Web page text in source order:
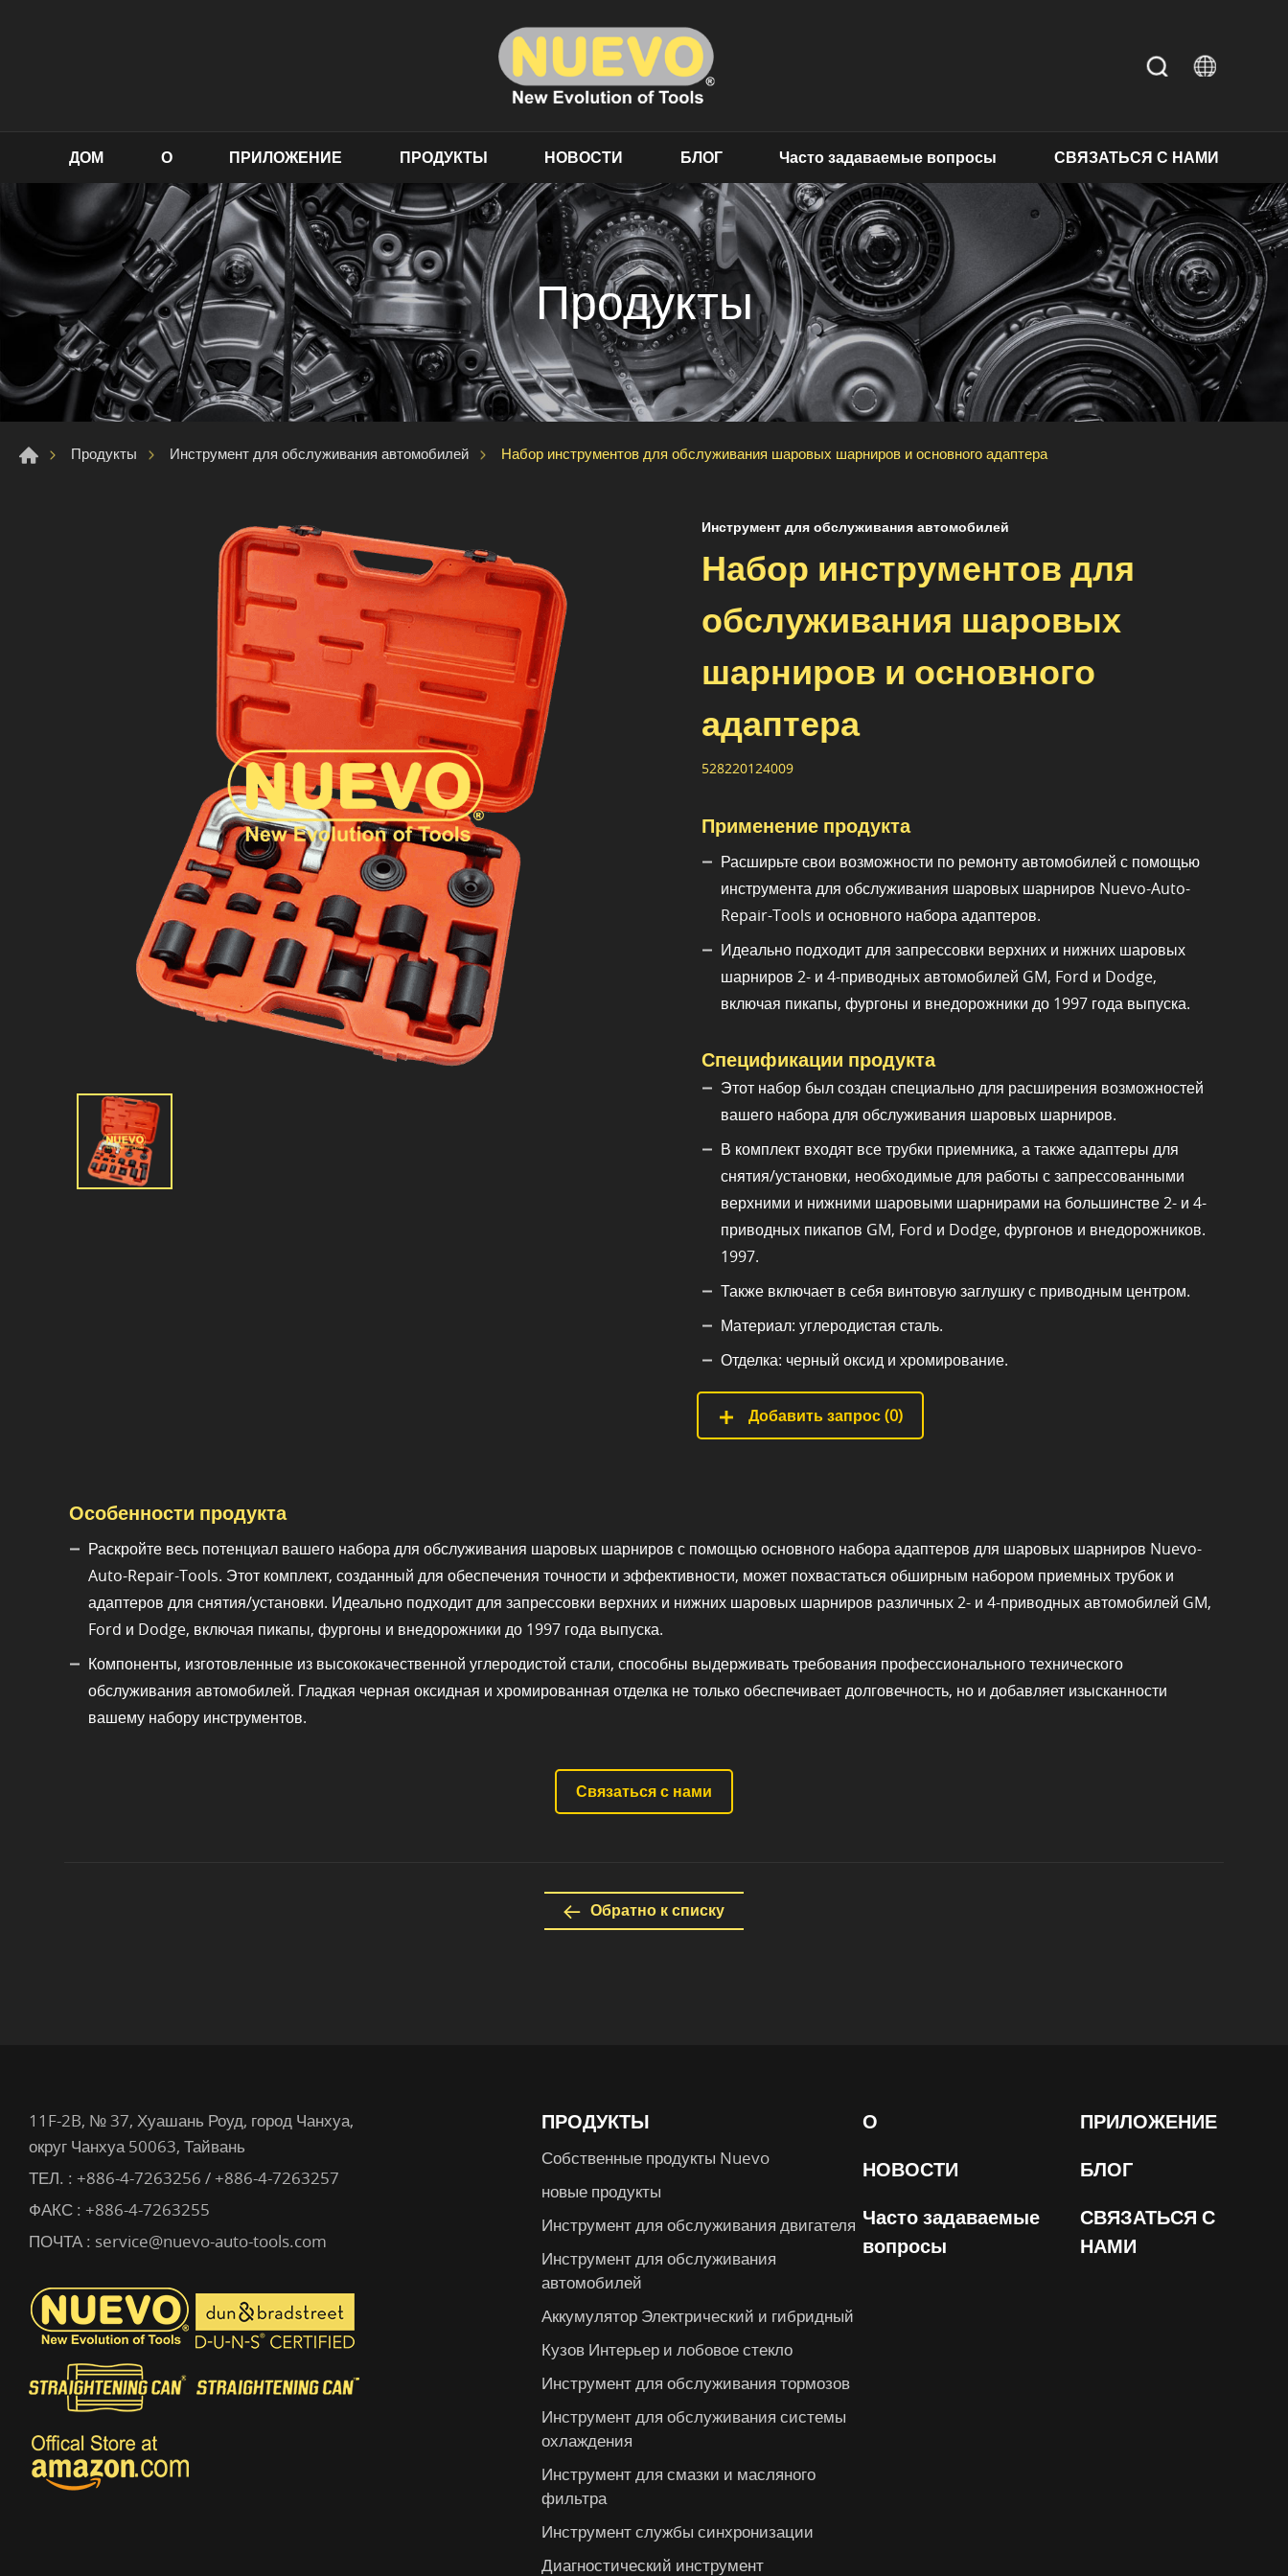
ДОМ О ПРИЛОЖЕНИЕ ПРОДУКТЫ НОВОСТИ БЛОГ Часто задаваемые вопросы СВЯЗАТЬСЯ С НАМИ
Продукты
Продукты Инструмент для обслуживания автомобилей Набор инструментов для обслуживания шаровых шарниров и основного адаптера
Инструмент для обслуживания автомобилей
Набор инструментов для
обслуживания шаровых
шарниров и основного
адаптера
528220124009
Применение продукта
Расширьте свои возможности по ремонту автомобилей с помощью
инструмента для обслуживания шаровых шарниров Nuevo-Auto-
Repair-Tools и основного набора адаптеров.
Идеально подходит для запрессовки верхних и нижних шаровых
шарниров 2- и 4-приводных автомобилей GM, Ford и Dodge,
включая пикапы, фургоны и внедорожники до 1997 года выпуска.
Спецификации продукта
Этот набор был создан специально для расширения возможностей
вашего набора для обслуживания шаровых шарниров.
В комплект входят все трубки приемника, а также адаптеры для
снятия/установки, необходимые для работы с запрессованными
верхними и нижними шаровыми шарнирами на большинстве 2- и 4-
приводных пикапов GM, Ford и Dodge, фургонов и внедорожников.
1997.
Также включает в себя винтовую заглушку с приводным центром.
Материал: углеродистая сталь.
Отделка: черный оксид и хромирование.
Добавить запрос (0)
Особенности продукта
Раскройте весь потенциал вашего набора для обслуживания шаровых шарниров с помощью основного набора адаптеров для шаровых шарниров Nuevo-
Auto-Repair-Tools. Этот комплект, созданный для обеспечения точности и эффективности, может похвастаться обширным набором приемных трубок и
адаптеров для снятия/установки. Идеально подходит для запрессовки верхних и нижних шаровых шарниров различных 2- и 4-приводных автомобилей GM,
Ford и Dodge, включая пикапы, фургоны и внедорожники до 1997 года выпуска.
Компоненты, изготовленные из высококачественной углеродистой стали, способны выдерживать требования профессионального технического
обслуживания автомобилей. Гладкая черная оксидная и хромированная отделка не только обеспечивает долговечность, но и добавляет изысканности
вашему набору инструментов.
Связаться с нами
Обратно к списку
ПРОДУКТЫ
Собственные продукты Nuevo
новые продукты
Инструмент для обслуживания двигателя
Инструмент для обслуживания
автомобилей
Аккумулятор Электрический и гибридный
Кузов Интерьер и лобовое стекло
Инструмент для обслуживания тормозов
Инструмент для обслуживания системы
охлаждения
Инструмент для смазки и масляного
фильтра
Инструмент службы синхронизации
Диагностический инструмент
О
ПРИЛОЖЕНИЕ
НОВОСТИ
БЛОГ
Часто задаваемые
вопросы
СВЯЗАТЬСЯ С
НАМИ
11F-2B, № 37, Хуашань Роуд, город Чанхуа,
округ Чанхуа 50063, Тайвань
ТЕЛ. : +886-4-7263256 / +886-4-7263257
ФАКС : +886-4-7263255
ПОЧТА : service@nuevo-auto-tools.com